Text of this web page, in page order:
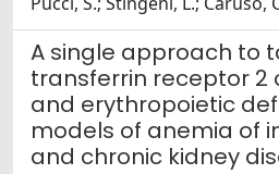
A single approach to
transferrin receptor 2
and erythropoietic
models of anemia of
and chronic kidney